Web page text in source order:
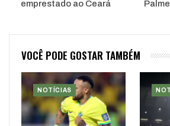
emprestado ao Ceará
VOCÊ PODE GOSTAR TAMBÉM
NOTÍCIAS